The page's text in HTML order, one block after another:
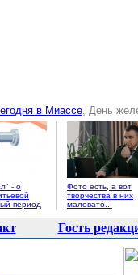
в Миассе, День
- о
период
Фото есть, а вот
творчества в них
маловато...
Гость